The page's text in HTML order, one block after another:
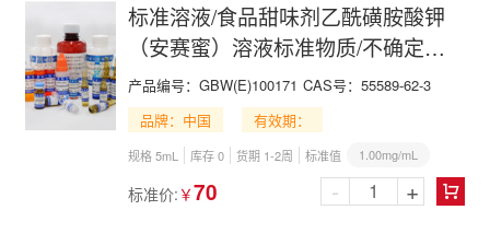
标准溶液/食品甜味剂乙酰磺胺酸钾
（安赛蜜）溶液标准物质/不确定度
以到货证书为准
产品编号： GBW(E)100171 CAS号： 55589-62-3
品牌：中国
有效期：
规格 5mL 库存 0 货期 1-2周 标准值 1.00mg/mL
标准价: ￥70 
- +